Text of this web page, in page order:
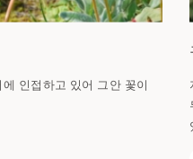
인접하고 있어 그안 꽃이